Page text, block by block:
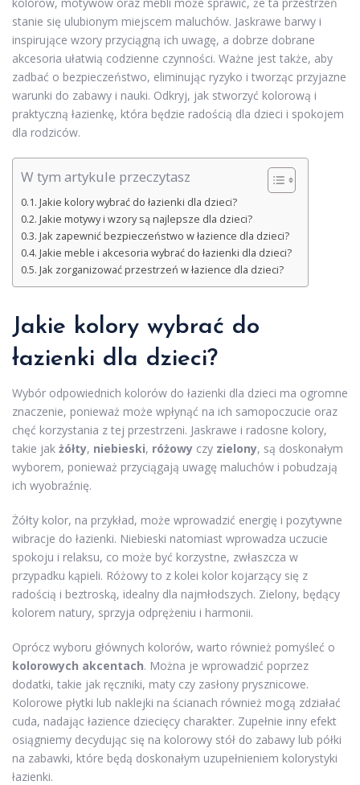
stanie się ulubionym miejscem maluchów. Jaskrawe barwy i
inspirujące wzory przyciągną ich uwagę, a dobrze dobrane
akcesoria ułatwią codzienne czynności. Ważne jest także, aby
zadbać o bezpieczeństwo, eliminując ryzyko i tworząc przyjazne
warunki do zabawy i nauki. Odkryj, jak stworzyć kolorową i
praktyczną łazienkę, która będzie radością dla dzieci i spokojem
dla rodziców.
W tym artykule przeczytasz
Jakie kolory wybrać do łazienki dla dzieci?
Jakie motywy i wzory są najlepsze dla dzieci?
Jak zapewnić bezpieczeństwo w łazience dla dzieci?
Jakie meble i akcesoria wybrać do łazienki dla dzieci?
Jak zorganizować przestrzeń w łazience dla dzieci?
Jakie kolory wybrać do
łazienki dla dzieci?
Wybór odpowiednich kolorów do łazienki dla dzieci ma ogromne
znaczenie, ponieważ może wpłynąć na ich samopoczucie oraz
chęć korzystania z tej przestrzeni. Jaskrawe i radosne kolory,
takie jak żółty, niebieski, różowy czy zielony, są doskonałym
wyborem, ponieważ przyciągają uwagę maluchów i pobudzają
ich wyobraźnię.
Żółty kolor, na przykład, może wprowadzić energię i pozytywne
wibracje do łazienki. Niebieski natomiast wprowadza uczucie
spokoju i relaksu, co może być korzystne, zwłaszcza w
przypadku kąpieli. Różowy to z kolei kolor kojarzący się z
radością i beztroską, idealny dla najmłodszych. Zielony, będący
kolorem natury, sprzyja odprężeniu i harmonii.
Oprócz wyboru głównych kolorów, warto również pomyśleć o
kolorowych akcentach. Można je wprowadzić poprzez
dodatki, takie jak ręczniki, maty czy zasłony prysznicowe.
Kolorowe płytki lub naklejki na ścianach również mogą zdziałać
cuda, nadając łazience dziecięcy charakter. Zupełnie inny efekt
osiągniemy decydując się na kolorowy stół do zabawy lub półki
na zabawki, które będą doskonałym uzupełnieniem kolorystyki
łazienki.